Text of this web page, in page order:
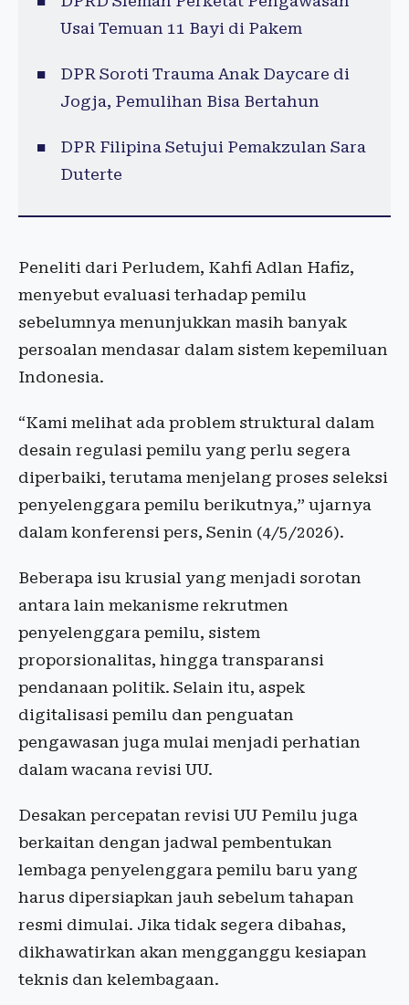
Usai Temuan 11 Bayi di Pakem
DPR Soroti Trauma Anak Daycare di
Jogja, Pemulihan Bisa Bertahun
DPR Filipina Setujui Pemakzulan Sara
Duterte
Peneliti dari Perludem, Kahfi Adlan Hafiz,
menyebut evaluasi terhadap pemilu
sebelumnya menunjukkan masih banyak
persoalan mendasar dalam sistem kepemiluan
Indonesia.
“Kami melihat ada problem struktural dalam
desain regulasi pemilu yang perlu segera
diperbaiki, terutama menjelang proses seleksi
penyelenggara pemilu berikutnya,” ujarnya
dalam konferensi pers, Senin (4/5/2026).
Beberapa isu krusial yang menjadi sorotan
antara lain mekanisme rekrutmen
penyelenggara pemilu, sistem
proporsionalitas, hingga transparansi
pendanaan politik. Selain itu, aspek
digitalisasi pemilu dan penguatan
pengawasan juga mulai menjadi perhatian
dalam wacana revisi UU.
Desakan percepatan revisi UU Pemilu juga
berkaitan dengan jadwal pembentukan
lembaga penyelenggara pemilu baru yang
harus dipersiapkan jauh sebelum tahapan
resmi dimulai. Jika tidak segera dibahas,
dikhawatirkan akan mengganggu kesiapan
teknis dan kelembagaan.